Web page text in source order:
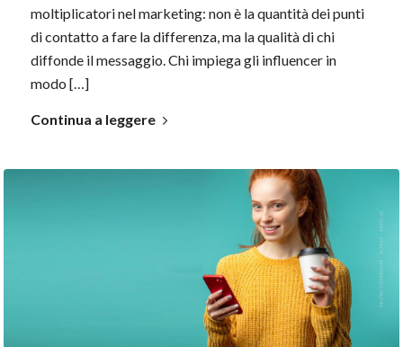
moltiplicatori nel marketing: non è la quantità dei punti
di contatto a fare la differenza, ma la qualità di chi
diffonde il messaggio. Chi impiega gli influencer in
modo […]
Continua a leggere